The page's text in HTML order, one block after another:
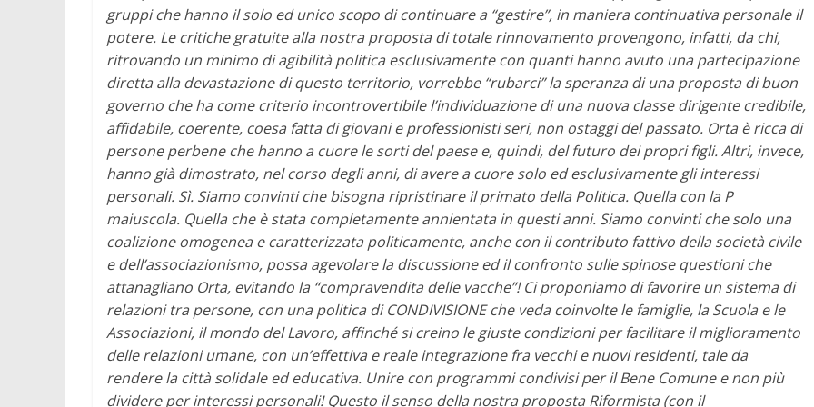
gruppi che hanno il solo ed unico scopo di continuare a “gestire”, in maniera continuativa personale il
potere. Le critiche gratuite alla nostra proposta di totale rinnovamento provengono, infatti, da chi,
ritrovando un minimo di agibilità politica esclusivamente con quanti hanno avuto una partecipazione
diretta alla devastazione di questo territorio, vorrebbe “rubarci” la speranza di una proposta di buon
governo che ha come criterio incontrovertibile l’individuazione di una nuova classe dirigente credibile,
affidabile, coerente, coesa fatta di giovani e professionisti seri, non ostaggi del passato. Orta è ricca di
persone perbene che hanno a cuore le sorti del paese e, quindi, del futuro dei propri figli. Altri, invece,
hanno già dimostrato, nel corso degli anni, di avere a cuore solo ed esclusivamente gli interessi
personali. Sì. Siamo convinti che bisogna ripristinare il primato della Politica. Quella con la P
maiuscola. Quella che è stata completamente annientata in questi anni. Siamo convinti che solo una
coalizione omogenea e caratterizzata politicamente, anche con il contributo fattivo della società civile
e dell’associazionismo, possa agevolare la discussione ed il confronto sulle spinose questioni che
attanagliano Orta, evitando la “compravendita delle vacche”!Ci proponiamo di favorire un sistema di
relazioni tra persone, con una politica di CONDIVISIONE che veda coinvolte le famiglie, la Scuola e le
Associazioni, il mondo del Lavoro, affinché si creino le giuste condizioni per facilitare il miglioramento
delle relazioni umane, con un’effettiva e reale integrazione fra vecchi e nuovi residenti, tale da
rendere la città solidale ed educativa. Unire con programmi condivisi per il Bene Comune e non più
dividere per interessi personali! Questo il senso della nostra proposta Riformista (con il